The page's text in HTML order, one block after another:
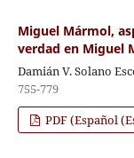
Miguel Mármol,
verdad en Miguel
Damián V. Solano
755-779
PDF (Español